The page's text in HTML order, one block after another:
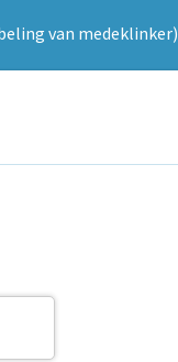
van medeklinker)